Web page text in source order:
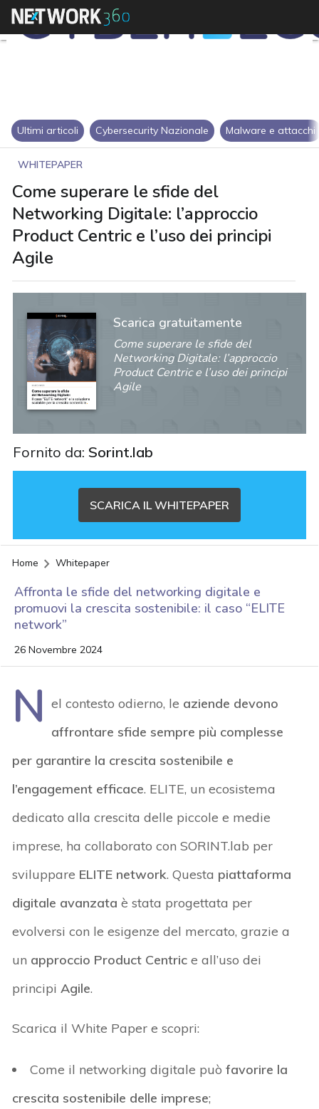
Ultimi articoli Cybersecurity Nazionale Malware e attacchi
WHITEPAPER
Come superare le sfide del
Networking Digitale: l’approccio
Product Centric e l’uso dei principi
Agile
Scarica gratuitamente
Come superare le sfide del
Networking Digitale: l’approccio
Product Centric e l’uso dei principi
Agile
Fornito da: Sorint.lab
SCARICA IL WHITEPAPER
Home Whitepaper
Affronta le sfide del networking digitale e
promuovi la crescita sostenibile: il caso “ELITE
network”
26 Novembre 2024
N el contesto odierno, le aziende devono
affrontare sfide sempre più complesse
per garantire la crescita sostenibile e
l’engagement efficace. ELITE, un ecosistema
dedicato alla crescita delle piccole e medie
imprese, ha collaborato con SORINT.lab per
sviluppare ELITE network. Questa piattaforma
digitale avanzata è stata progettata per
evolversi con le esigenze del mercato, grazie a
un approccio Product Centric e all’uso dei
principiAgile.
Scarica il White Paper e scopri:
Come il networking digitale puòfavorire la
crescita sostenibile delle imprese;